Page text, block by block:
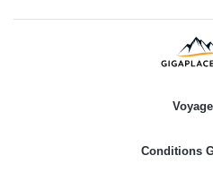
Conditions